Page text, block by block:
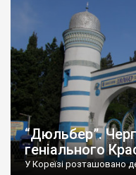
“Дюльбер”.
геніального
У Кореїзі розташовано